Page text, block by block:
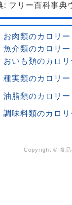
: フリー百科事典
お肉類のカロリー
魚介類のカロリー
おいも類のカロリ
種実類のカロリー
油脂類のカロリー
調味料類のカロリ
Copyright © 食